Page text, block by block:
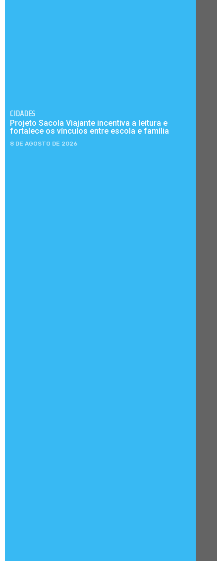
CIDADES
Projeto Sacola Viajante incentiva a leitura e
fortalece os vínculos entre escola e família
8 DE AGOSTO DE 2026